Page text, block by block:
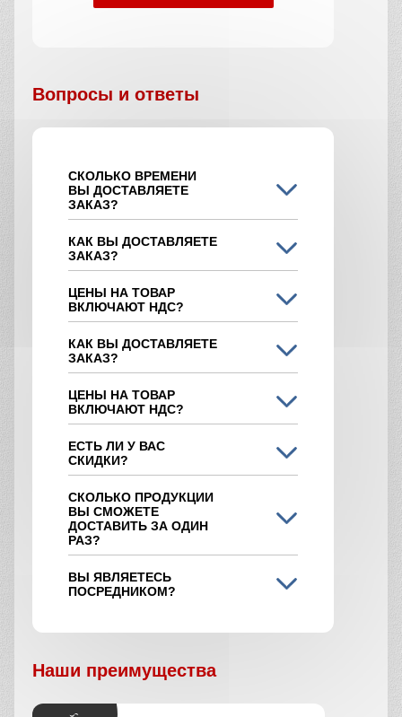
Вопросы и ответы
СКОЛЬКО ВРЕМЕНИ
ВЫ ДОСТАВЛЯЕТЕ
ЗАКАЗ?
КАК ВЫ ДОСТАВЛЯЕТЕ
ЗАКАЗ?
ЦЕНЫ НА ТОВАР
ВКЛЮЧАЮТ НДС?
КАК ВЫ ДОСТАВЛЯЕТЕ
ЗАКАЗ?
ЦЕНЫ НА ТОВАР
ВКЛЮЧАЮТ НДС?
ЕСТЬ ЛИ У ВАС
СКИДКИ?
СКОЛЬКО ПРОДУКЦИИ
ВЫ СМОЖЕТЕ
ДОСТАВИТЬ ЗА ОДИН
РАЗ?
ВЫ ЯВЛЯЕТЕСЬ
ПОСРЕДНИКОМ?
Наши преимущества